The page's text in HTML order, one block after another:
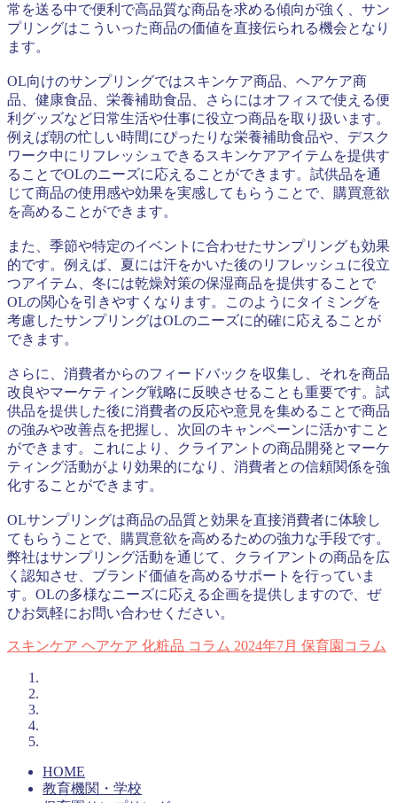
常を送る中で便利で高品質な商品を求める傾向が強く、サン
プリングはこういった商品の価値を直接伝られる機会となり
ます。
OL向けのサンプリングではスキンケア商品、ヘアケア商
品、健康食品、栄養補助食品、さらにはオフィスで使える便
利グッズなど日常生活や仕事に役立つ商品を取り扱います。
例えば朝の忙しい時間にぴったりな栄養補助食品や、デスク
ワーク中にリフレッシュできるスキンケアアイテムを提供す
ることでOLのニーズに応えることができます。試供品を通
じて商品の使用感や効果を実感してもらうことで、購買意欲
を高めることができます。
また、季節や特定のイベントに合わせたサンプリングも効果
的です。例えば、夏には汗をかいた後のリフレッシュに役立
つアイテム、冬には乾燥対策の保湿商品を提供することで
OLの関心を引きやすくなります。このようにタイミングを
考慮したサンプリングはOLのニーズに的確に応えることが
できます。
さらに、消費者からのフィードバックを収集し、それを商品
改良やマーケティング戦略に反映させることも重要です。試
供品を提供した後に消費者の反応や意見を集めることで商品
の強みや改善点を把握し、次回のキャンペーンに活かすこと
ができます。これにより、クライアントの商品開発とマーケ
ティング活動がより効果的になり、消費者との信頼関係を強
化することができます。
OLサンプリングは商品の品質と効果を直接消費者に体験し
てもらうことで、購買意欲を高めるための強力な手段です。
弊社はサンプリング活動を通じて、クライアントの商品を広
く認知させ、ブランド価値を高めるサポートを行っていま
す。OLの多様なニーズに応える企画を提供しますので、ぜ
ひお気軽にお問い合わせください。
スキンケア ヘアケア 化粧品 コラム 2024年7月 保育園コラム
HOME
教育機関・学校